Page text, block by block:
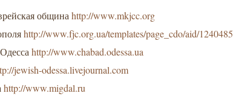
общинаhttp://www.mkjcc.org
http://www.fjc.org.ua/templates/page_cdo/aid/1240485
http://www.chabad.odessa.ua
jewish-odessa.livejournal.com
http://www.migdal.ru